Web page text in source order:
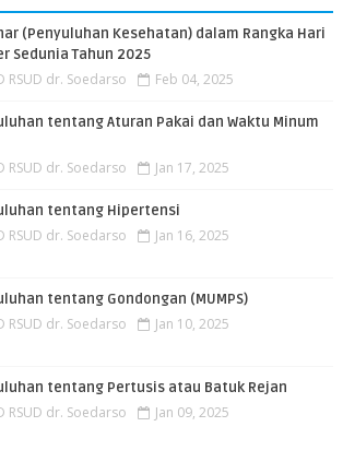
(Penyuluhan Kesehatan) dalam Rangka Hari
Sedunia Tahun 2025
RSUD dr. Soedarso Feb 04, 2025
tentang Aturan Pakai dan Waktu Minum
RSUD dr. Soedarso Jan 17, 2025
tentang Hipertensi
RSUD dr. Soedarso Jan 16, 2025
tentang Gondongan (MUMPS)
RSUD dr. Soedarso Jan 10, 2025
tentang Pertusis atau Batuk Rejan
RSUD dr. Soedarso Jan 09, 2025